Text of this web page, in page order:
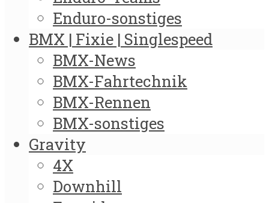
Enduro-sonstiges
BMX | Fixie | Singlespeed
BMX-News
BMX-Fahrtechnik
BMX-Rennen
BMX-sonstiges
Gravity
4X
Downhill